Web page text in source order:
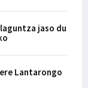
jaso du
Lantarongo